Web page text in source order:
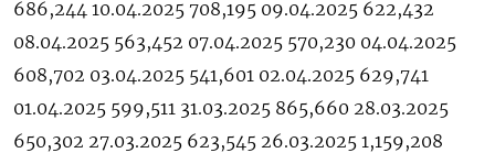
686,244 10.04.2025 708,195 09.04.2025 622,432
08.04.2025 563,452 07.04.2025 570,230 04.04.2025
608,702 03.04.2025 541,601 02.04.2025 629,741
01.04.2025 599,511 31.03.2025 865,660 28.03.2025
650,302 27.03.2025 623,545 26.03.2025 1,159,208